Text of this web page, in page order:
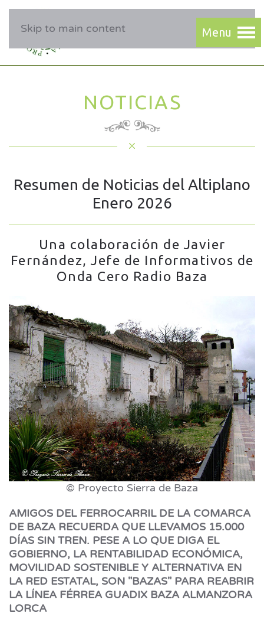
Skip to main content
NOTICIAS
Resumen de Noticias del Altiplano
Enero 2026
Una colaboración de Javier
Fernández, Jefe de Informativos de
Onda Cero Radio Baza
© Proyecto Sierra de Baza
AMIGOS DEL FERROCARRIL DE LA COMARCA
DE BAZA RECUERDA QUE LLEVAMOS 15.000
DÍAS SIN TREN. PESE A LO QUE DIGA EL
GOBIERNO, LA RENTABILIDAD ECONÓMICA,
MOVILIDAD SOSTENIBLE Y ALTERNATIVA EN
LA RED ESTATAL, SON "BAZAS" PARA REABRIR
LA LÍNEA FÉRREA GUADIX BAZA ALMANZORA
LORCA